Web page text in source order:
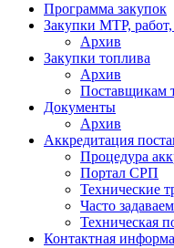
Программа закупок
Закупки МТР, работ,
Архив
Закупки топлива
Архив
Поставщикам
Документы
Архив
Аккредитация
Процедура
Портал СРП
Технические
Часто
Техническая
Контактная